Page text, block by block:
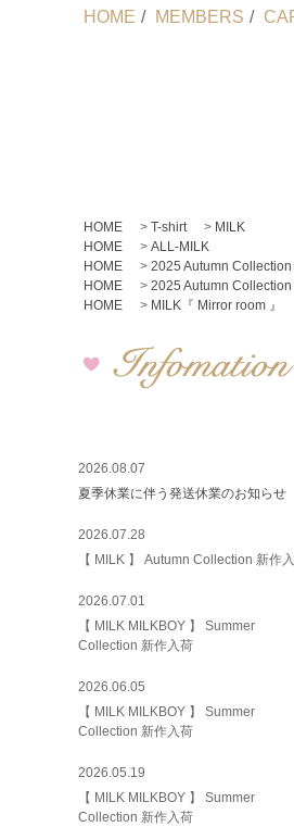
HOME / MEMBERS /
HOME > T-shirt > MILK
HOME
> ALL-MILK
HOME
> 2025 Autumn Collection
HOME
> 2025 Autumn Collection
HOME
> MILK『 Mirror room 』
2026.08.07
夏季休業に伴う発送休業のお知らせ
2026.07.28
【 MILK 】 Autumn Collection 新作
2026.07.01
【 MILK MILKBOY 】 Summer
Collection 新作入荷
2026.06.05
【 MILK MILKBOY 】 Summer
Collection 新作入荷
2026.05.19
【 MILK MILKBOY 】 Summer
Collection 新作入荷